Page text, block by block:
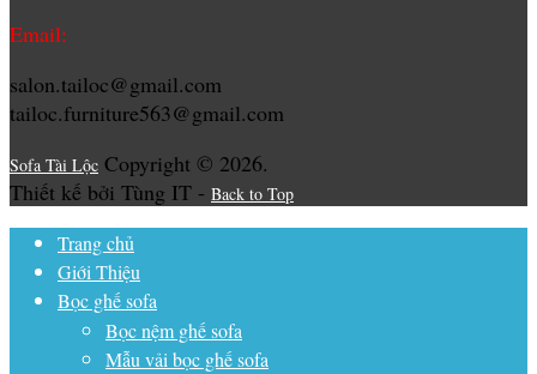
Email:
salon.tailoc@gmail.com
tailoc.furniture563@gmail.com
Sofa Tài Lộc Copyright © 2026.
Thiết kế bởi Tùng IT - Back to Top
Trang chủ
Giới Thiệu
Bọc ghế sofa
Bọc nệm ghế sofa
Mẫu vải bọc ghế sofa